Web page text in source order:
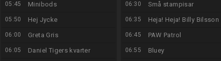
05:45 Minibods
05:50 Hej Jycke
06:00 Greta Gris
06:05 Daniel Tigers kvarter
06:30 Små stampisar
06:35 Heja! Heja! Billy Bilsson
06:45 PAW Patrol
06:55 Bluey